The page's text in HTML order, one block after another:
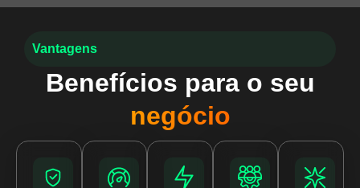
Vantagens
Benefícios para o seu
negócio